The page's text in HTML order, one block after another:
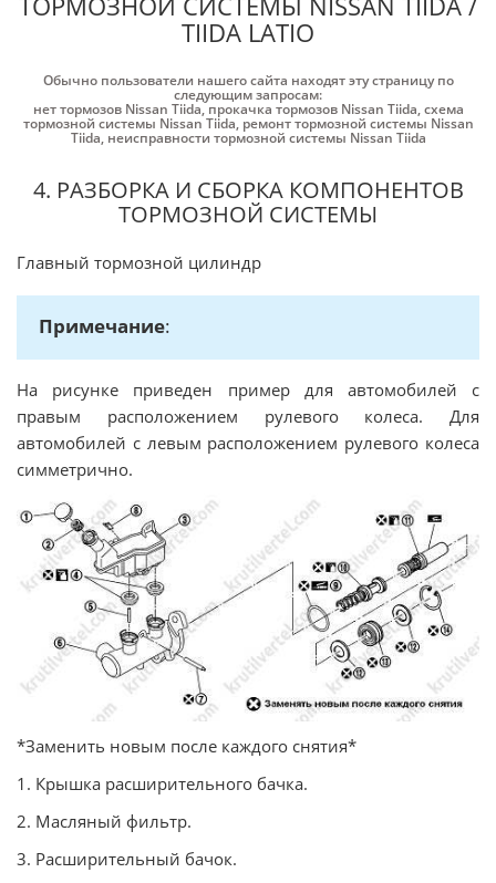
TIIDA LATIO
Обычно пользователи нашего сайта находят эту страницу по
следующим запросам:
нет тормозов Nissan Tiida,прокачка тормозов Nissan Tiida,схема
тормозной системы Nissan Tiida, ремонт тормозной системы Nissan
Tiida, неисправности тормозной системы Nissan Tiida
4. РАЗБОРКА И СБОРКА КОМПОНЕНТОВ
ТОРМОЗНОЙ СИСТЕМЫ
Главный тормозной цилиндр
Примечание:
На рисунке приведен пример для автомобилей с
правым расположением рулевого колеса. Для
автомобилей с левым расположением рулевого колеса
симметрично.
*Заменить новым после каждого снятия*
1. Крышка расширительного бачка.
2. Масляный фильтр.
3. Расширительный бачок.